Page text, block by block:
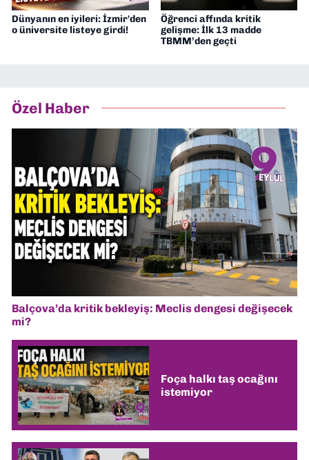
Dünyanın en iyileri: İzmir'den
o üniversite listeye girdi!
Öğrenci affında kritik
gelişme: İlk 13 madde
TBMM’den geçti
Özel Haber
Balçova’da kritik bekleyiş: Meclis dengesi değişecek
mi?
Foça halkı taş ocağını
istemiyor